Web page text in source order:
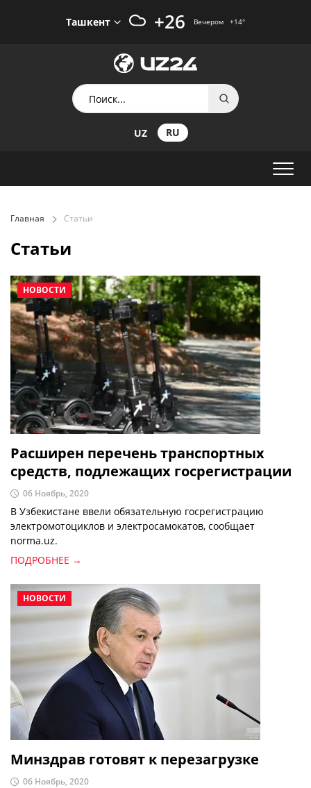
Ташкент +26 Вечером +14°
UZ RU
Главная Статьи
Статьи
НОВОСТИ
Расширен перечень транспортных
средств, подлежащих госрегистрации
06 Ноябрь, 2020
В Узбекистане ввели обязательную госрегистрацию
электромотоциклов и электросамокатов, сообщает
norma.uz.
ПОДРОБНЕЕ →
НОВОСТИ
Минздрав готовят к перезагрузке
06 Ноябрь, 2020